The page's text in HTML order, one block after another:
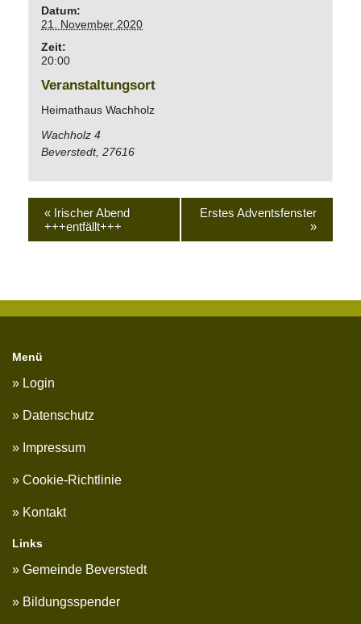
Datum:
21. November 2020
Zeit:
20:00
Veranstaltungsort
Heimathaus Wachholz
Wachholz 4
Beverstedt, 27616
« Irischer Abend
+++entfällt+++
Erstes Adventsfenster
»
Menü
Login
Datenschutz
Impressum
Cookie-Richtlinie
Kontakt
Links
Gemeinde Beverstedt
Bildungsspender